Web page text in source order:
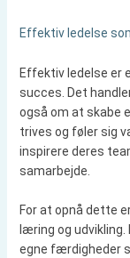
Effektiv ledelse
Effektiv ledelse er
succes. Det
også om at skabe
trives og føler sig
inspirere deres
samarbejde.
For at opnå dette
læring og
egne færdigheder